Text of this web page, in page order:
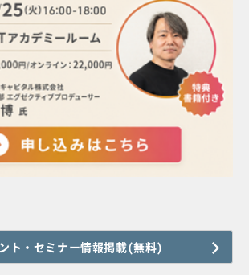
ト・セミナー情報掲載(無料)